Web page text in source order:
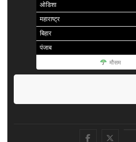
ओडिशा
महाराष्ट्र
बिहार
पंजाब
मौसम
facebook